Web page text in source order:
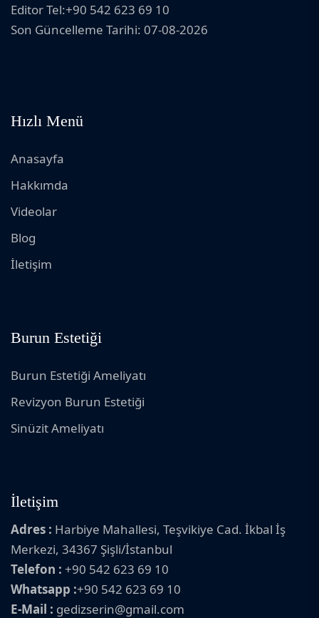
Editor Tel:+90 542 623 69 10
Son Güncelleme Tarihi: 07-08-2026
Hızlı Menü
Anasayfa
Hakkımda
Videolar
Blog
İletişim
Burun Estetiği
Burun Estetiği Ameliyatı
Revizyon Burun Estetiği
Sinüzit Ameliyatı
İletişim
Adres : Harbiye Mahallesi, Teşvikiye Cad. İkbal İş
Merkezi, 34367 Şişli/İstanbul
Telefon : +90 542 623 69 10
Whatsapp :+90 542 623 69 10
E-Mail : gedizserin@gmail.com